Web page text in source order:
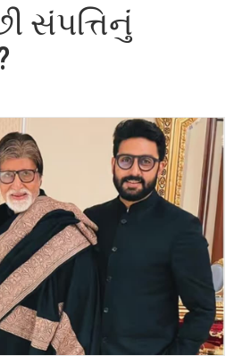
સંપત્તિનું